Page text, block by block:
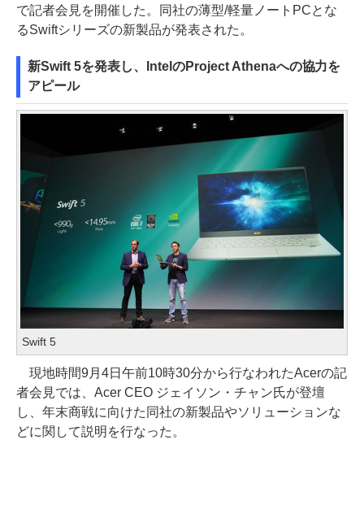
で記者会見を開催した。同社の薄型/軽量ノートPCとな
るSwiftシリーズの新製品が発表された。
新Swift 5を発表し、IntelのProject Athenaへの協力を
アピール
Swift 5
現地時間9月4日午前10時30分から行なわれたAcerの記
者会見では、Acer CEO ジェイソン・チャン氏が登壇
し、年末商戦に向けた同社の新製品やソリューションな
どに関して説明を行なった。